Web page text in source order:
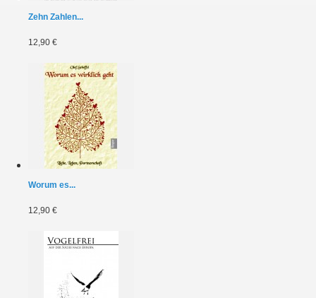
Zehn Zahlen...
12,90 €
Worum es...
12,90 €